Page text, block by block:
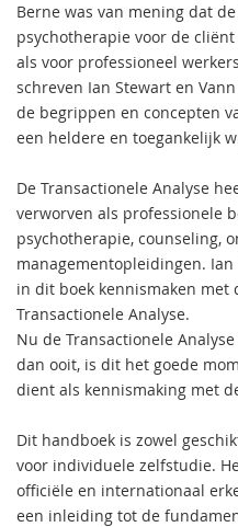
Berne was van mening dat
psychotherapie voor de
als voor professioneel
schreven Ian Stewart en
de begrippen en concepten
een heldere en toegankelijk
De Transactionele Analyse
verworven als professionele
psychotherapie, counseling,
managementopleidingen. Ian
in dit boek kennismaken met
Transactionele Analyse.
Nu de Transactionele
dan ooit, is dit het goede
dient als kennismaking met
Dit handboek is zowel
voor individuele zelfstudie.
officiële en internationaal
een inleiding tot de